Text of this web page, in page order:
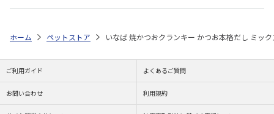
ホーム ペットストア いなば 焼かつおクランキー かつお本格だし ミッ
ご利用ガイド よくあるご質問
お問い合わせ 利用規約